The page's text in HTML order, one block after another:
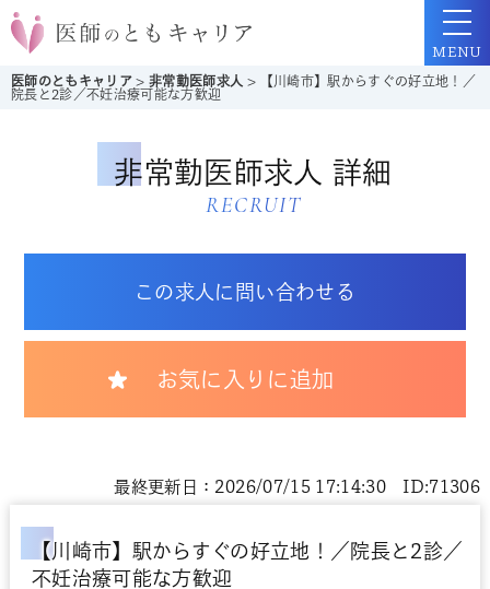
医師のともキャリア >非常勤医師求人 >
【川崎市】駅からすぐの好立地！／
院長と2診／不妊治療可能な方歓迎
MENU
非常勤医師求人 詳細
RECRUIT
この求人に問い合わせる
お気に入りに追加
【川崎市】駅からすぐの好立地！／院長と2診／
不妊治療可能な方歓迎
最終更新日：2026/07/15 17:14:30 ID:71306